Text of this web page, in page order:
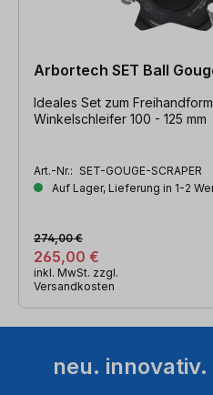
Arbortech SET Ball
Ideales Set zum
Winkelschleifer 100 - 125 mm
Art.-Nr.: SET-GOUGE-SCRAPER
Auf Lager, Lieferung in 1-2
265,00 €
274,00 €
inkl. MwSt. zzgl.
Versandkosten
neu.